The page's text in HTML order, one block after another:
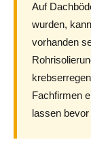
Auf
wurden,
vorhanden
Fachfirmen
lassen